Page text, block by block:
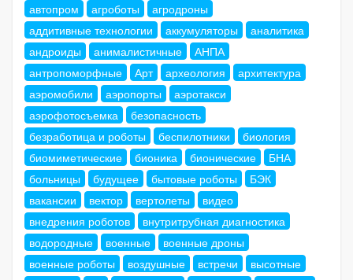
автопром
агроботы
агродроны
аддитивные технологии
аккумуляторы
аналитика
андроиды
анималистичные
АНПА
антропоморфные
Арт археология
архитектура
аэромобили
аэропорты
аэротакси
аэрофотосъемка
безопасность
безработица и роботы
беспилотники
биология
биомиметические
бионика бионические
БНА
больницы
будущее бытовые роботы
БЭК
вакансии
вектор вертолеты
видео
внедрения роботов
внутритрубная диагностика
водородные
военные
военные дроны
военные роботы
воздушные встречи
высотные